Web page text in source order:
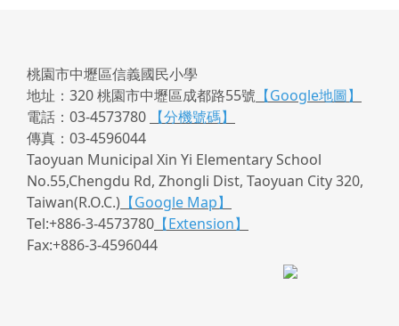
桃園市中壢區信義國民小學
地址：320 桃園市中壢區成都路55號 【Google地圖】
電話：03-4573780
【分機號碼】
傳真：03-4596044
Taoyuan Municipal Xin Yi Elementary School
No.55,Chengdu Rd, Zhongli Dist, Taoyuan City 320,
Taiwan(R.O.C.) 【Google Map】
Tel:+886-3-4573780 【Extension】
Fax:+886-3-4596044